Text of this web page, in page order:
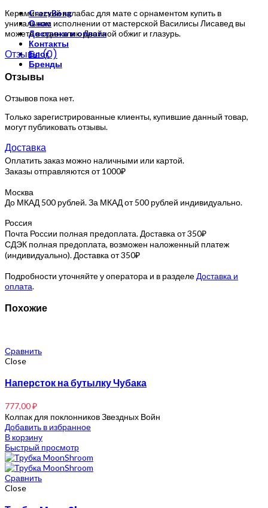
CrazyBong
О нас
Доставка и оплата
Контакты
Блог
Бренды
Керамический калабас для мате с орнаментом купить в
уникальном исполнении от мастерской Василисы Лисавед вы
можете в один клик. Двойной обжиг и глазурь.
Отзывы (0)
Отзывы
Отзывов пока нет.
Только зарегистрированные клиенты, купившие данный товар,
могут публиковать отзывы.
Доставка
Оплатить заказ можно наличными или картой.
Заказы отправляются от 1000₽
Москва
До МКАД 500 рублей. За МКАД от 500 рублей индивидуально.
Россия
Почта России полная предоплата. Доставка от 350₽
СДЭК полная предоплата, возможен наложенный платеж
(индивидуально). Доставка от 350₽
Подробности уточняйте у оператора и в разделе Доставка и
оплата.
Похожие
Сравнить
Close
Наперсток на бутылку Чубака
777,00₽
Колпак для поклонников Звездных Войн
Добавить в избранное
В корзину
Быстрый просмотр
Сравнить
Close